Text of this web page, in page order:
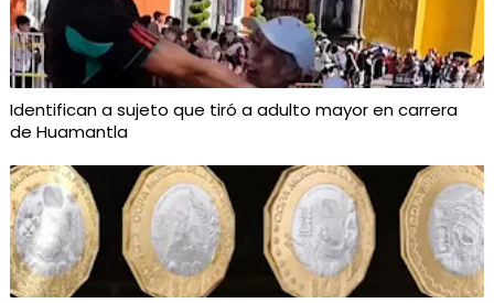
Identifican a sujeto que tiró a adulto mayor en carrera
de Huamantla